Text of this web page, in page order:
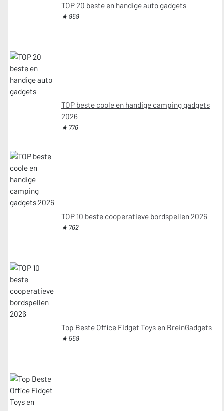
TOP 20 beste en handige auto gadgets
★ 969
TOP beste coole en handige camping gadgets
2026
★ 776
TOP 10 beste cooperatieve bordspellen 2026
★ 762
Top Beste Office Fidget Toys en BreinGadgets
★ 569